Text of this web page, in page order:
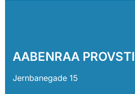
AABENRAA PROVSTI
Jernbanegade 15